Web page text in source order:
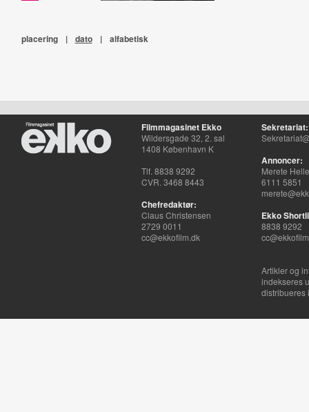
placering | dato | alfabetisk
Filmmagasinet Ekko
Wildersgade 32, 2. sal
1408 København K
Tlf. 8838 9292
CVR. 3468 8443
Chefredaktør:
Claus Christensen
2729 0011
cc@ekkofilm.dk
Sekretariat:
Annoncer:
Merete
6111 5851
Ekko
8838 9292
Artikler og
indekseres
distribueres